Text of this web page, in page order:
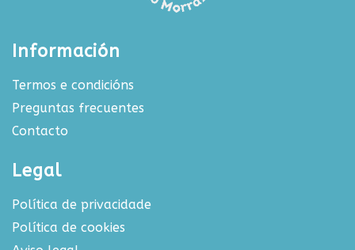
Información
Termos e condicións
Preguntas frecuentes
Contacto
Legal
Política de privacidade
Política de cookies